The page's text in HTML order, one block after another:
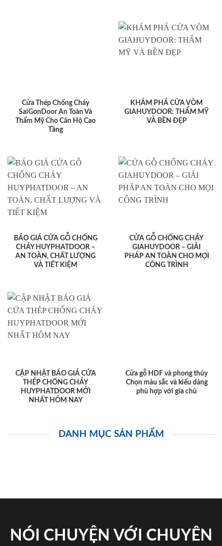
Cửa Thép Chống Cháy
SaiGonDoor An Toàn Và
Thẩm Mỹ Cho Căn Hộ Cao
Tầng
KHÁM PHÁ CỬA VÒM
GIAHUYDOOR: THẨM MỸ
VÀ BỀN ĐẸP
BÁO GIÁ CỬA GỖ CHỐNG
CHÁY HUYPHATDOOR –
AN TOÀN, CHẤT LƯỢNG
VÀ TIẾT KIỆM
CỬA GỖ CHỐNG CHÁY
GIAHUYDOOR – GIẢI
PHÁP AN TOÀN CHO MỌI
CÔNG TRÌNH
CẬP NHẬT BÁO GIÁ CỬA
THÉP CHỐNG CHÁY
HUYPHATDOOR MỚI
NHẤT HÔM NAY
Cửa gỗ HDF và phong thủy
Chọn màu sắc và kiểu dáng
phù hợp với gia chủ
DANH MỤC SẢN PHẨM
NÓI CHUYỆN VỚI CHUYÊN